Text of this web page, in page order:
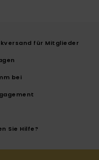
für Mitglieder
bei
Sie Hilfe?